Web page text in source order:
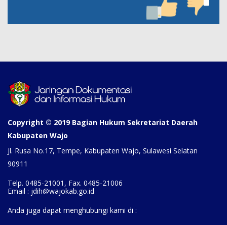
Copyright © 2019 Bagian Hukum Sekretariat Daerah
Kabupaten Wajo
Jl. Rusa No.17, Tempe, Kabupaten Wajo, Sulawesi Selatan
90911
Telp. 0485-21001, Fax. 0485-21006
Email : jdih@wajokab.go.id
Anda juga dapat menghubungi kami di :